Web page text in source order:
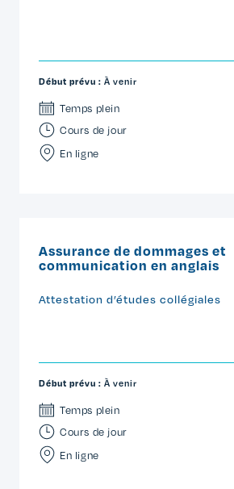
Début prévu : À venir
Temps plein
Cours de jour
En ligne
Assurance de dommages et
communication en anglais
Attestation d’études collégiales
Début prévu : À venir
Temps plein
Cours de jour
En ligne